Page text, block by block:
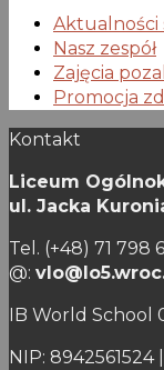
Aktualności
Nasz zespół
Zajęcia
Promocja
Kontakt
Liceum
ul. Jacka
Tel. (+48) 71 798
@:
IB World School
NIP: